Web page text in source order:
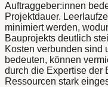
Auftraggeber:innen
Projektdauer.
minimiert werden,
Bauprojekts deutlich
Kosten verbunden sind
bedeuten, können
durch die Expertise der
Ressourcen stark